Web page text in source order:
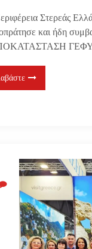
Στερεάς
και ήδη